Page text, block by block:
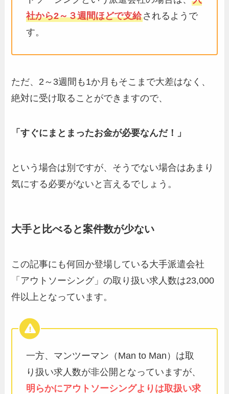
社から2～３週間ほどで支給されるようで
す。
ただ、2～3週間も1か月もそこまで大差はなく、
絶対に受け取ることができますので、
「すぐにまとまったお金が必要なんだ！」
という場合は別ですが、そうでない場合はあまり
気にする必要がないと言えるでしょう。
大手と比べると案件数が少ない
この記事にも何回か登場している大手派遣会社
「アウトソーシング」の取り扱い求人数は23,000
件以上となっています。
一方、マンツーマン（Man to Man）は取
り扱い求人数が非公開となっていますが、
明らかにアウトソーシングよりは取扱い求